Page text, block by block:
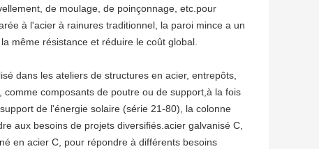
de moulage, de poinçonnage, etc.pour
à l'acier à rainures traditionnel, la paroi mince a un
même résistance et réduire le coût global.
dans les ateliers de structures en acier, entrepôts,
composants de poutre ou de support,à la fois
de l'énergie solaire (série 21-80), la colonne
aux besoins de projets diversifiés.acier galvanisé C,
en acier C, pour répondre à différents besoins